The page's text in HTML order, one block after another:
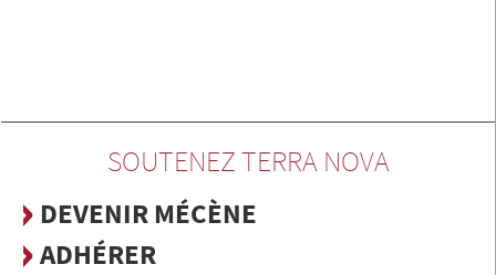
SOUTENEZ TERRA NOVA
DEVENIR MÉCÈNE
ADHÉRER